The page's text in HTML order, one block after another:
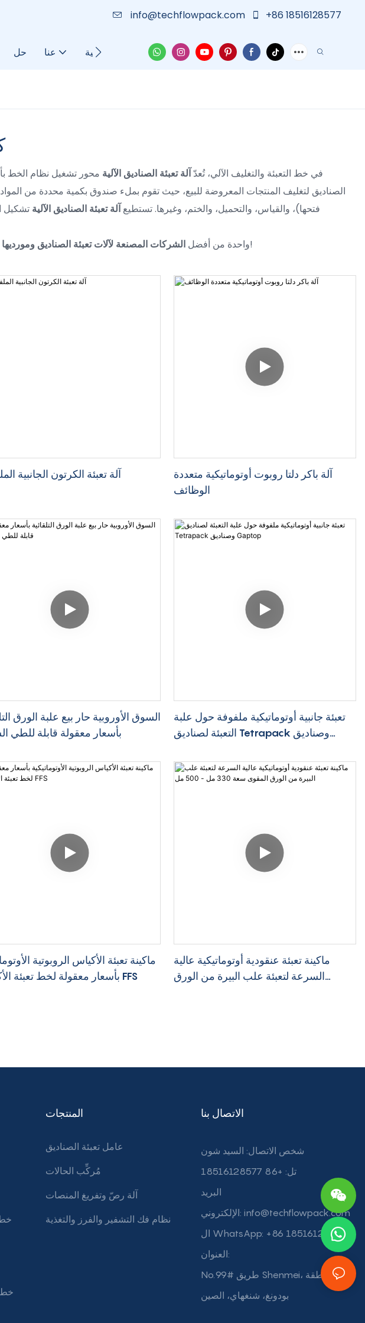
info@techflowpack.com +86 18516128577
حل عنا القضية الاتصال بنا
في خط التعبئة والتغليف الآلي، تُعدّآلة تعبئة الصناديق الآلية محور تشغيل نظام الخط
الصناديق لتغليف المنتجات المعروضة للبيع، حيث تقوم بملء صندوق بكمية محددة من
فتحها)، والقياس، والتحميل، والختم، وغيرها. تستطيع آلة تعبئة الصناديق الآلية تشكيل
تُعدّ شركة Techflow Pack واحدة من أفضل الشركات المصنعة لآلات تعبئة الصناديق ومورديها في الصين، ولديها أكثر من 10 سنوات من الخبرة في التصنيع، نرحب بتواصلكم معنا!
آلة تعبئة الكرتون الجانبية
آلة باكر دلتا روبوت أوتوماتيكية متعددة
الوظائف
السوق الأوروبية حار بيع علبة الورق
بأسعار معقولة قابلة للطي
تعبئة جانبية أوتوماتيكية ملفوفة حول علبة
التعبئة لصناديق Tetrapack وصناديق
ماكينة تعبئة الأكياس الروبوتية
بأسعار معقولة لخط تعبئة الأكياس FFS
ماكينة تعبئة عنقودية أوتوماتيكية عالية
السرعة لتعبئة علب البيرة من الورق
خط
خط
المنتجات
عامل تعبئة الصناديق
مُركِّب الحالات
آلة رصّ وتفريغ المنصات
نظام فك التشفير والفرز والتغذية
الاتصال بنا
شخص الاتصال: السيد شون
تل: +86 18516128577
البريد
الإلكتروني:info@techflowpack.com
ال WhatsApp: +86 18516128577
العنوان:
No.99# طريق Shenmei، منطقة
بودونغ، شنغهاي، الصين